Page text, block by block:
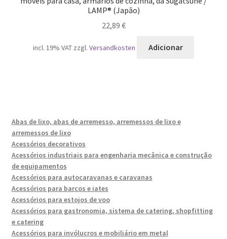
LAMP® (Japão)
22,89 €
incl. 19% VAT zzgl. Versandkosten Adicionar
Abas de lixo, abas de arremesso, arremessos de lixo e
arremessos de lixo
Acessórios decorativos
Acessórios industriais para engenharia mecânica e construção
de equipamentos
Acessórios para autocaravanas e caravanas
Acessórios para barcos e iates
Acessórios para estojos de voo
Acessórios para gastronomia, sistema de catering, shopfitting
e catering
Acessórios para invólucros e mobiliário em metal